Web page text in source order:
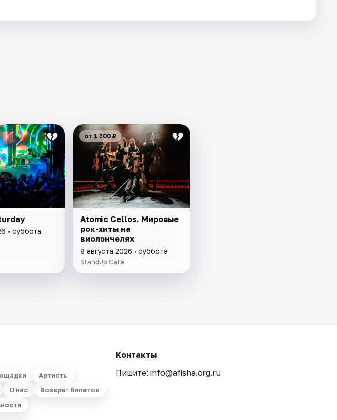
• суббота
от 1 200 ₽
Atomic Cellos. Мировые
рок-хиты на
виолончелях
8 августа 2026 • суббота
StandUp Cafe
Артисты
О нас
Возврат билетов
Контакты
Пишите: info@afisha.org.ru